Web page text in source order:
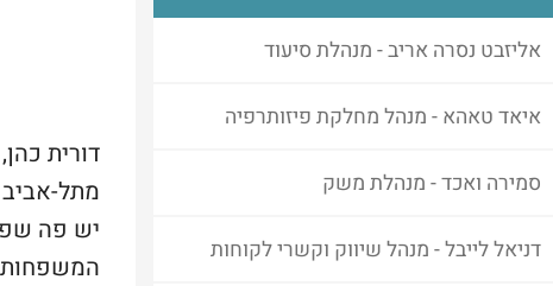
אליזבט נסרה אריב - מנהלת סיעוד
איאד טאהא - מנהל מחלקת פיזותרפיה
סמירה ואכד - מנהלת משק
דניאל לייבל - מנהל שיווק וקשרי לקוחות
מתל-
יש פה
המשפחות